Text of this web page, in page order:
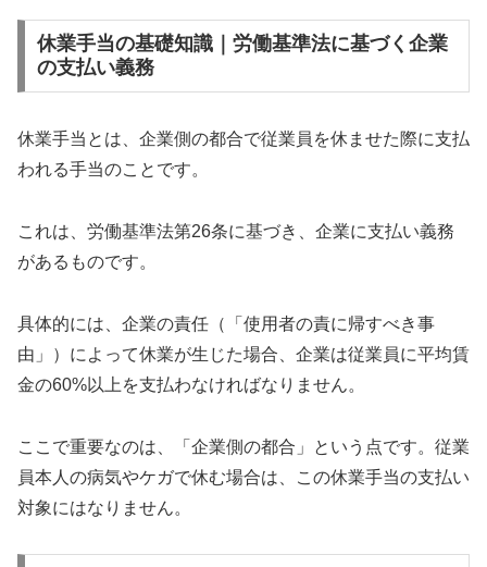
休業手当の基礎知識｜労働基準法に基づく企業
の支払い義務
休業手当とは、企業側の都合で従業員を休ませた際に支払
われる手当のことです。
これは、労働基準法第26条に基づき、企業に支払い義務
があるものです。
具体的には、企業の責任（「使用者の責に帰すべき事
由」）によって休業が生じた場合、企業は従業員に平均賃
金の60%以上を支払わなければなりません。
ここで重要なのは、「企業側の都合」という点です。従業
員本人の病気やケガで休む場合は、この休業手当の支払い
対象にはなりません。